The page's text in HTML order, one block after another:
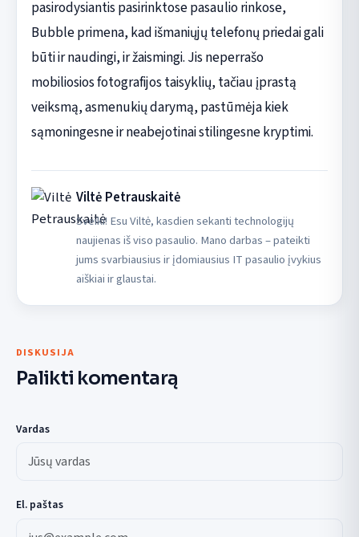
pasirodysiantis pasirinktose pasaulio rinkose,
Bubble primena, kad išmaniųjų telefonų priedai gali
būti ir naudingi, ir žaismingi. Jis neperrašo
mobiliosios fotografijos taisyklių, tačiau įprastą
veiksmą, asmenukių darymą, pastūmėja kiek
sąmoningesne ir neabejotinai stilingesne kryptimi.
Viltė Petrauskaitė
Sveiki! Esu Viltė, kasdien sekanti technologijų
naujienas iš viso pasaulio. Mano darbas – pateikti
jums svarbiausius ir įdomiausius IT pasaulio įvykius
aiškiai ir glaustai.
DISKUSIJA
Palikti komentarą
Vardas
El. paštas